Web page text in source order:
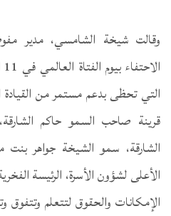
وقالت شيخة الشامسي، مدير
التي تحظى بدعم مستمر من القيادة
قرينة صاحب السمو حاكم
الشارقة، سمو الشيخة جواهر
الأعلى لشؤون الأسرة، الرئيسة
الإمكانات والحقوق لتتعلم